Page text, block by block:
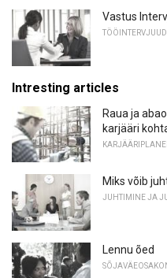
Vastus
TÖÖINTERVJUUD
Intresting articles
Raua ja
karjääri
Miks võib
JUHTIMINE JA
Lennu õed